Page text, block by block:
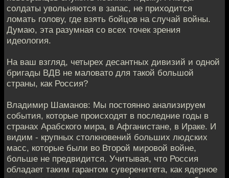
солдаты увольняются в запас, не приходится
ломать голову, где взять бойцов на случай войны.
Думаю, эта разумная со всех точек зрения
идеология.
На ваш взгляд, четырех десантных дивизий и одной
бригады ВДВ не маловато для такой большой
страны, как Россия?
Владимир Шаманов: Мы постоянно анализируем
события, которые происходят в последние годы в
странах Арабского мира, в Афганистане, в Ираке. И
видим - крупных столкновений больших людских
масс, которые были во Второй мировой войне,
больше не предвидится. Учитывая, что Россия
обладает таким гарантом суверенитета, как ядерное